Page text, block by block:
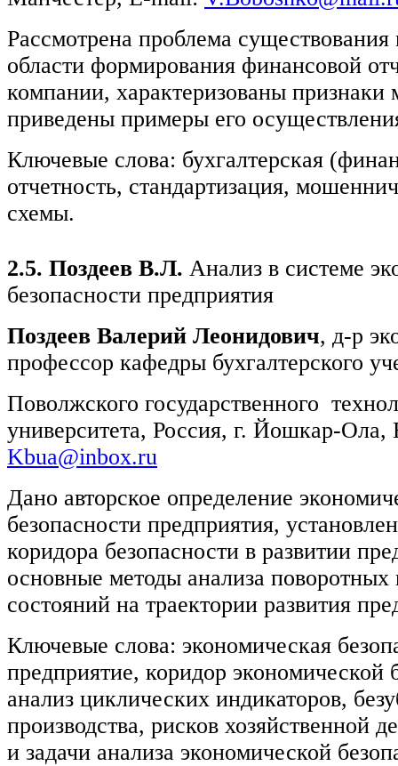
Рассмотрена проблема
области формирования финансовой
компании, характеризованы
приведены примеры его
Ключевые слова: бухгалтерская
отчетность, стандартизация,
схемы.
2.5. Поздеев В.Л. Анализ в системе
безопасности предприятия
Поздеев Валерий Леонидович, д-р
профессор кафедры бухгалтерского
Поволжского государственного
университета, Россия, г. Йошкар-Ола,
Kbua@inbox.ru
Дано авторское определение
безопасности предприятия,
коридора безопасности в развитии
основные методы анализа поворотных
состояний на траектории развития
Ключевые слова: экономическая
предприятие, коридор экономической
анализ циклических индикаторов,
производства, рисков хозяйственной
и задачи анализа экономической